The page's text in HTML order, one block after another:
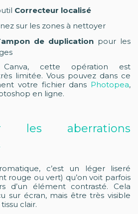
Correcteur localisé
sur les zones à nettoyer
de duplicationpour les
cette opération est
limitée. Vous pouvez dans ce
votre fichier dans Photopea,
en ligne.
les aberrations
c’est un léger liseré
rouge ou vert) qu’on voit parfois
d’un élément contrasté. Cela
sur écran, mais être très visible
clair.